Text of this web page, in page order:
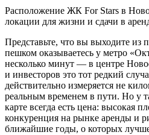
Расположение ЖК For Stars в
локации для жизни и сдачи в
Представьте, что вы выходите из
пешком оказываетесь у метро
несколько минут — в центре
и инвесторов это тот редкий
действительно измеряется не
реальным временем в пути. Но у
карте всегда есть цена: высокая
конкуренция на рынке аренды и
ближайшие годы, о которых лучше